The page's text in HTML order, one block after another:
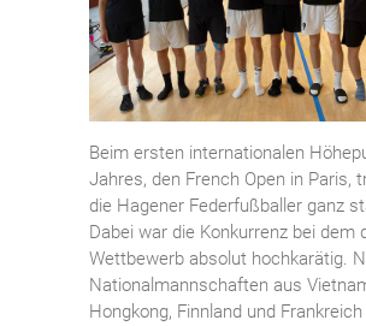
Beim ersten internationalen
Jahres, den French Open in Paris,
die Hagener Federfußballer ganz
Dabei war die Konkurrenz bei dem
Wettbewerb absolut hochkarätig.
Nationalmannschaften aus
Hongkong, Finnland und